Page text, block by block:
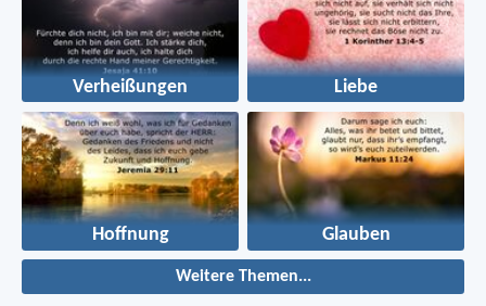
Verheißungen Liebe
Hoffnung Glauben
Weitere Themen...